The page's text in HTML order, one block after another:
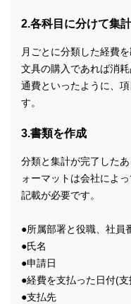
2.各科目に分けて集計
月ごとに分類した経費
文具の購入であれば消
通費といったように、
す。
3.書類を作成
分類と集計が完了した
ォーマットは会社によ
記載が必要です。
●所属部署と役職、社員
●氏名
●申請日
●経費を支払った日付(支
●支払先